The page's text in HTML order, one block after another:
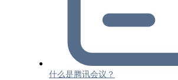
什么是腾讯会议？